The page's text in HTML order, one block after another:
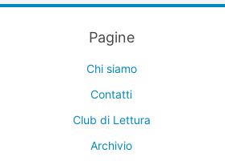
Pagine
Chi siamo
Contatti
Club di Lettura
Archivio